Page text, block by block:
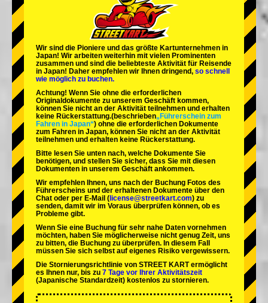
Tokio Shinagawa Tokio Akihabara#1
Tokio Akihabara#2
Tokio Shibuya Annex Tokio Bucht
Tokio Asakusa Osaka
Okinawa
Wir sind die Pioniere und das größte Kartunternehmen in
Japan! Wir arbeiten weiterhin mit vielen Prominenten
zusammen und sind die beliebteste Aktivität für Reisende
in Japan! Daher empfehlen wir Ihnen dringend, so schnell
wie möglich zu buchen.
Achtung! Wenn Sie ohne die erforderlichen
Originaldokumente zu unserem Geschäft kommen,
können Sie nicht an der Aktivität teilnehmen und erhalten
keine Rückerstattung.(beschrieben„Führerschein zum
Fahren in Japan“) ohne die erforderlichen Dokumente
zum Fahren in Japan, können Sie nicht an der Aktivität
teilnehmen und erhalten keine Rückerstattung.
Bitte lesen Sie unten nach, welche Dokumente Sie
benötigen, und stellen Sie sicher, dass Sie mit diesen
Dokumenten in unserem Geschäft ankommen.
Wir empfehlen Ihnen, uns nach der Buchung Fotos des
Führerscheins und der erhaltenen Dokumente über den
Chat oder per E-Mail ( license@streetkart.com) zu
senden, damit wir im Voraus überprüfen können, ob es
Probleme gibt.
Wenn Sie eine Buchung für sehr nahe Daten vornehmen
möchten, haben Sie möglicherweise nicht genug Zeit, uns
zu bitten, die Buchung zu überprüfen. In diesem Fall
müssen Sie sich selbst auf eigenes Risiko vergewissern.
Die Stornierungsrichtlinie von STREET KART ermöglicht
es Ihnen nur, bis zu 7 Tage vor Ihrer Aktivitätszeit
(Japanische Standardzeit) kostenlos zu stornieren.